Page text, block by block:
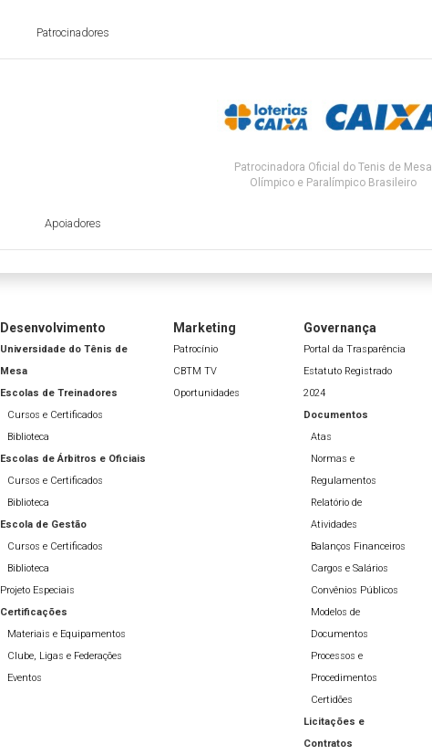
Patrocinadores
Patrocinadora Oficial do Tenis de Mesa
Olímpico e Paralímpico Brasileiro
Apoiadores
Desenvolvimento
Universidade do Tênis de
Mesa
Escolas de Treinadores
Cursos e Certificados
Biblioteca
Escolas de Árbitros e Oficiais
Cursos e Certificados
Biblioteca
Escola de Gestão
Cursos e Certificados
Biblioteca
Projeto Especiais
Certificações
Materiais e Equipamentos
Clube, Ligas e Federações
Eventos
Marketing
Patrocínio
CBTM TV
Oportunidades
Governança
Portal da Trasparência
Estatuto Registrado
2024
Documentos
Atas
Normas e
Regulamentos
Relatório de
Atividades
Balanços Financeiros
Cargos e Salários
Convênios Públicos
Modelos de
Documentos
Processos e
Procedimentos
Certidões
Licitações e
Contratos